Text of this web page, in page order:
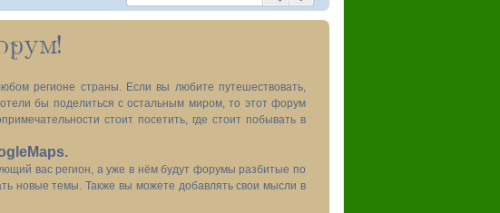
регионе страны. Если вы любите путешествовать,
бы поделиться с остальным миром, то этот форум
стоит посетить, где стоит побывать в
вас регион, а уже в нём будут форумы разбитые по
новые темы. Также вы можете добавлять свои мысли в